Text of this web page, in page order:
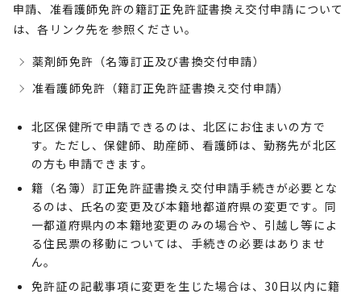
申請、准看護師免許の籍訂正免許証書換え交付申請について
は、各リンク先を参照ください。
薬剤師免許（名簿訂正及び書換交付申請）
准看護師免許（籍訂正免許証書換え交付申請）
北区保健所で申請できるのは、北区にお住まいの方で
す。ただし、保健師、助産師、看護師は、勤務先が北区
の方も申請できます。
籍（名簿）訂正免許証書換え交付申請手続きが必要とな
るのは、氏名の変更及び本籍地都道府県の変更です。同
一都道府県内の本籍地変更のみの場合や、引越し等によ
る住民票の移動については、手続きの必要はありませ
ん。
免許証の記載事項に変更を生じた場合は、30日以内に籍